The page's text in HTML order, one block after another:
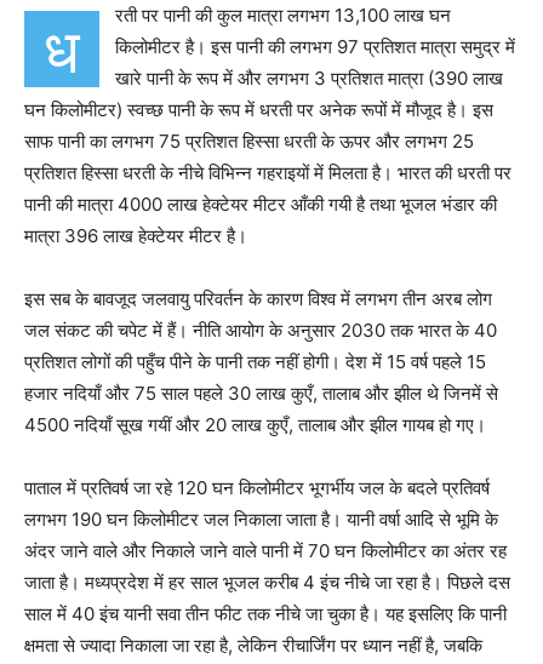
ध
रती पर पानी की कुल मात्रा लगभग 13,100 लाख घन
किलोमीटर है। इस पानी की लगभग 97 प्रतिशत मात्रा समुद्र में
खारे पानी के रूप में और लगभग 3 प्रतिशत मात्रा (390 लाख
घन किलोमीटर) स्वच्छ पानी के रूप में धरती पर अनेक रूपों में मौजूद है। इस
साफ पानी का लगभग 75 प्रतिशत हिस्सा धरती के ऊपर और लगभग 25
प्रतिशत हिस्सा धरती के नीचे विभिन्न गहराइयों में मिलता है। भारत की धरती पर
पानी की मात्रा 4000 लाख हेक्टेयर मीटर आँकी गयी है तथा भूजल भंडार की
मात्रा 396 लाख हेक्टेयर मीटर है।
इस सब के बावजूद जलवायु परिवर्तन के कारण विश्व में लगभग तीन अरब लोग
जल संकट की चपेट में हैं। नीति आयोग के अनुसार 2030 तक भारत के 40
प्रतिशत लोगों की पहुँच पीने के पानी तक नहीं होगी। देश में 15 वर्ष पहले 15
हजार नदियाँ और 75 साल पहले 30 लाख कुएँ, तालाब और झील थे जिनमें से
4500 नदियाँ सूख गयीं और 20 लाख कुएँ, तालाब और झील गायब हो गए।
पाताल में प्रतिवर्ष जा रहे 120 घन किलोमीटर भूगर्भीय जल के बदले प्रतिवर्ष
लगभग 190 घन किलोमीटर जल निकाला जाता है। यानी वर्षा आदि से भूमि के
अंदर जाने वाले और निकाले जाने वाले पानी में 70 घन किलोमीटर का अंतर रह
जाता है। मध्यप्रदेश में हर साल भूजल करीब 4 इंच नीचे जा रहा है। पिछले दस
साल में 40 इंच यानी सवा तीन फीट तक नीचे जा चुका है। यह इसलिए कि पानी
क्षमता से ज्यादा निकाला जा रहा है, लेकिन रीचार्जिंग पर ध्यान नहीं है, जबकि